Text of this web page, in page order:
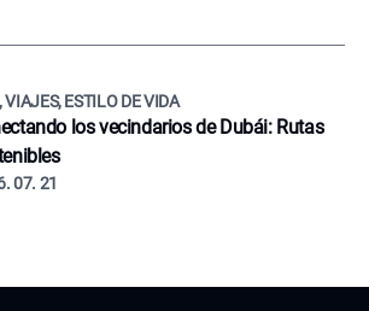
VIAJES, ESTILO DE VIDA
los vecindarios de Dubái: Rutas
07. 21